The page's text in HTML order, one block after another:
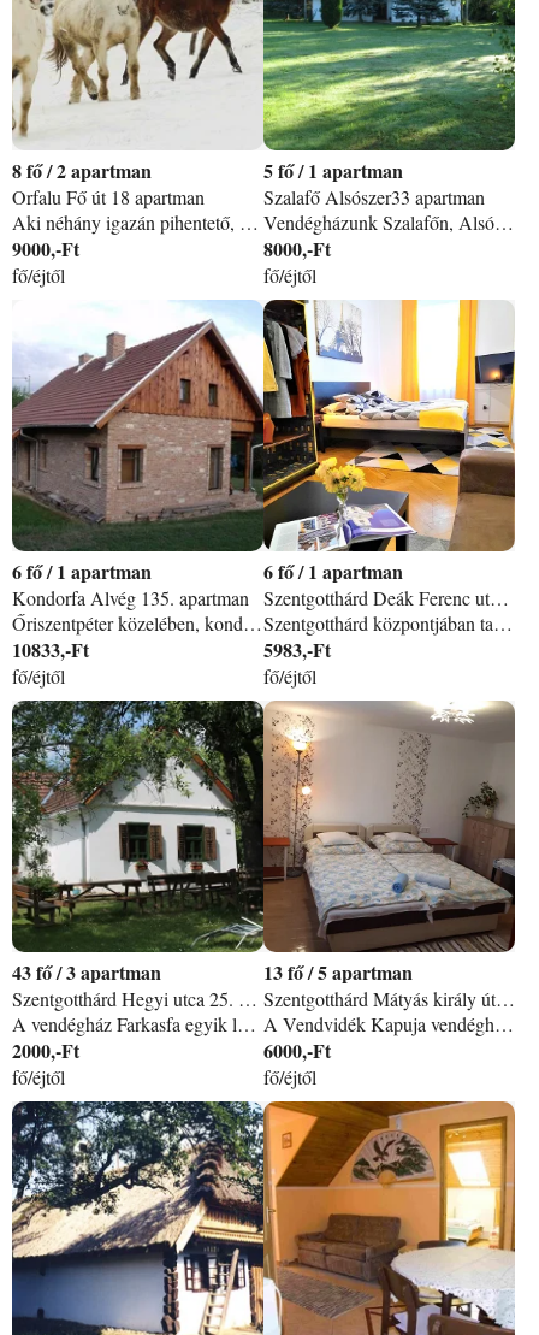
8 /2 apartman
Orfalu Fő út 18 apartman
Aki néhány igazán pihentető, nyugodt napra vágyik, aki szereti a természetet, az Őrséget, a falut és az állatokat, aki a néhány napos pihenésébe szeretne minél több élményt, látnivalót bezsúfolni, vagy párjával tölteni nyaralását, míg a gyerkőcöket lekötik az állatok, az erdő és mező egy szomszédok nélküli, közel öt hektáros birtokon, ideális választás a Pagony Pihenő Farm. Az apartman 70m2, mindennel ellátva, ami az otthon kényelméhez szükséges. Önnek csak a szeretteit kell hoznia, minden mást biztosítunk. Ez nem csak egy szálláshely, egy menedék a nagyvilág elől, és nem csak kitűnő kiindulópont a falu, a Vendvidék, az Őrség megismeréséhez, de közvetlen, testközelből ismerhető meg egy falusi gazdaság állatvilága. Vannak lovak, kecskék, a baromfiudvarban pulyka, futókacsa, pézsmakacsa és nagy fehér Dunai kacsa, sokféle tyúk, nyuszik és fürjek, sőt már malackák is. Szlovénia 300 méter, de Ausztria is elérhető akár kerékpáron is. Az Őrségi Nemzeti park kellős közepén, így a számtalan túraútvonalon bebarangolhatók az Őrség és a Vendvidék nevezetességei.
9000,-Ft
fő/éjtől
5 /1 apartman
Szalafő Alsószer33 apartman
Vendégházunk Szalafőn, Alsószeren egy eldugott zsákutca végén található, ahol 3000m2 telken egy csodaszép teljesen felújított parasztház várja azt, aki csendre és nyugalomra vágyik. A házban 2 hálószoba, konyha és fürdőszoba található. A kertben szaletli, a gyerekeknek trambulin, játszotér nyújt kikapcsolódást.
8000,-Ft
fő/éjtől
6 /1 apartman
Kondorfa Alvég 135. apartman
Őriszentpéter közelében, kondorfai házunkban CSALÁDOK, BARÁTI TÁRSASÁGOK ÖNÁLLÓ ELHELYEZÉSÉT tudjuk biztosítani. A kedvező ár KORLÁTLAN KERÉKPÁRHASZNÁLATot foglal magába. A tágas, 4 légterű, teljesen felszerelt, újépítésű házban hűvös idő esetén a fatüzelésű takaréktűzhely és KANDALLÓ is használható. Az 5000 m2-es déli fekvésű telek végében PATAK folyik. Csendes, nyugodt környék, néha megjelennek az ŐZEK is. Grill és bogrács lehetőség a kertben. Gyerekeknek diafilm, favasút, autópálya készlet, nagyobbaknak társasjátékok és DVD filmek állnak rendelkezésre. Minimum 2 éjszaka, hosszú hétvégén 3, főidényben 5 éjszaka foglalandó. SZÉP kártyát elfogadunk! Kisállat fogadásának díja 2. 000 Ft/éj Kedvezményekért, szabad időpontokért, más létszám, egyéb kérdés esetén kérem érdeklődjön!
10833,-Ft
fő/éjtől
6 /1 apartman
Szentgotthárd Deák Ferenc utca 16 apartman
Szentgotthárd központjában található az apartman, mely önellátó szállást kínál minden kedves vendége számára. Alapterülete: 58m² Szobák száma: 2 db (különálló szobák) Férőhelyek száma: max 6 fő (2 db franciaágy 1 db kanapéágy) Felszereltség: teljesen felszerelt konyha (mikrohullámú sütő, sütő, vízforraló, mosógép, hűtő), a fürdőben kád található, síkképernyős TV, ingyenes WIFI az egész lakás területén és ingyenes a parkolás is. Ideális szállás olyan vendégek számára, akik a város centrumában szeretnének, jó áron megszállni. További előnyei közé sorolható a jó elhelyezkedés és kedvező ár mellett, hogy a vendégek egy teljes lakást kapnak, annak minden előnyével. A saját, teljesen felszerelt konyhában, könnyedén megoldható egyszerűbb ételek elkészítése. Remélem elnyerte tetszését az apartman! Sok szeretettel várjuk Önöket. : )
5983,-Ft
fő/éjtől
43 /3 apartman
Szentgotthárd Hegyi utca 25. apartman
A vendégház Farkasfa egyik legszebb, és legeldugottabb dombján fekszik. Gyönyörű a kilátás a Vendvidék dombjai felé. A házhoz nagy gyümölcsfákkal szegélyezett terület tartozik, ahol kiváló sátrazási lehetőség is van. A sátrazókat és jurtában lakókat külön jól felszerelt nyári konyha, zuhanyzó, valamint tűzrakóhely várja. Biciklikölcsönzésre, túravezetésre, íjászatra, horgászatra és a háziakkal gombaszedésre is van lehetőség. A faluban még van frissen fejt tej, és falusi tojás, sőt az állatokat is meg lehet simogatni.
2000,-Ft
fő/éjtől
13 /5 apartman
Szentgotthárd Mátyás király út 10 apartman
A Vendvidék Kapuja vendégház Szentgotthárdon, az Őrség kapujában, az osztrák-magyar államhatártól 3 km-re található. Zöldövezetben terül el, de mégis a városközponthoz közel, így ideális családok, baráti társaságok vagy akár átutazó vándorok részére is. Vendégeink kényelmét négy darab duplaágyas, pótágyazható, egymástól elkülönült, saját fürdőszobás lakrész, valamint egy kétszobás apartman biztosítja. A lakótér kialakításakor törekedtünk vendégeink minden igényét kielégíteni, így minden szobánkban színes televízió található, központi fűtés gondoskodik a hideg időszakban a melegről, illetve apartmanonként teljesen felszerelt konyha tartozik hozzájuk. Udvarunkban lehetőség nyílik szalonnasütésre, grillezésre, valamint zárt parkolóban térítésmentesen helyezhetik el gépkocsijukat. Vendégházunk kiváló kiindulópontja az őrségi és vendvidéki kirándulásoknak, túrázásoknak, a közelben található a Rábán a kenu-kikötő, de csak pár perc sétára van tőlünk az St. Gotthard Thermal & Wellness élményfürdő is, mely az őszi-téli időszakban is kellemes kikapcsolódást nyújt. Vendégeink figyelmébe ajánljuk a Hársas tavat is, ahol a horgászat és strandolás szerelmesei megtalálhatják a számukra kedvező kikapcsolódást.
6000,-Ft
fő/éjtől